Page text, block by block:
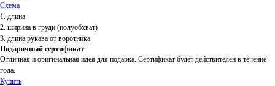
Схема
1. длина
2. ширина в груди (полуобхват)
3. длина рукава от воротника
Подарочный сертификат
Отличная и оригинальная идея для подарка. Сертификат будет действителен в течение
года.
Купить